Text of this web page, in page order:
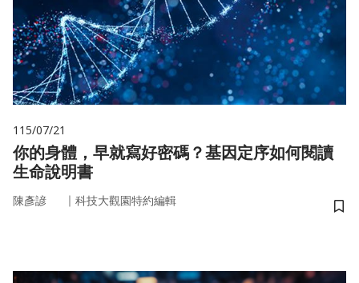
115/07/21
你的身體，早就寫好密碼？基因定序如何閱讀
生命說明書
陳彥諺 ｜ 科技大觀園特約編輯
儲